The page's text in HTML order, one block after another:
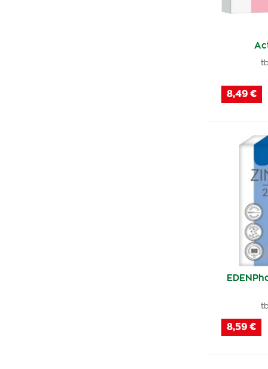
8,49 €
8,59 €